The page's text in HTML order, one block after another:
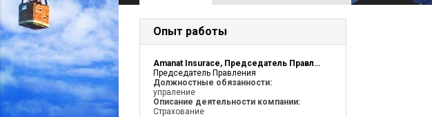
Опыт работы
Amanat Insurace, Председатель Правления
Председатель Правления
Должностные обязанности:
упраление
Описание деятельности компании:
Страхование